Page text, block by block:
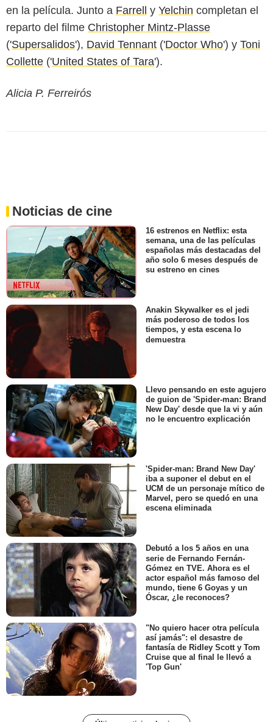
en la película. Junto a Farrell y Yelchin completan el
reparto del filme Christopher Mintz-Plasse
('Supersalidos'), David Tennant ('Doctor Who') y Toni
Collette ('United States of Tara').
Alicia P. Ferreirós
Noticias de cine
16 estrenos en Netflix: esta
semana, una de las películas
españolas más destacadas del
año solo 6 meses después de
su estreno en cines
Anakin Skywalker es el jedi
más poderoso de todos los
tiempos, y esta escena lo
demuestra
Llevo pensando en este agujero
de guion de 'Spider-man: Brand
New Day' desde que la vi y aún
no le encuentro explicación
'Spider-man: Brand New Day'
iba a suponer el debut en el
UCM de un personaje mítico de
Marvel, pero se quedó en una
escena eliminada
Debutó a los 5 años en una
serie de Fernando Fernán-
Gómez en TVE. Ahora es el
actor español más famoso del
mundo, tiene 6 Goyas y un
Óscar, ¿le reconoces?
"No quiero hacer otra película
así jamás": el desastre de
fantasía de Ridley Scott y Tom
Cruise que al final le llevó a
'Top Gun'